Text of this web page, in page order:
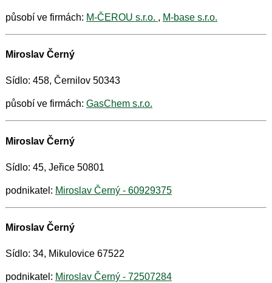
působí ve firmách: M-ČEROU s.r.o. , M-base s.r.o.
Miroslav Černý
Sídlo: 458, Černilov 50343
působí ve firmách: GasChem s.r.o.
Miroslav Černý
Sídlo: 45, Jeřice 50801
podnikatel: Miroslav Černý - 60929375
Miroslav Černý
Sídlo: 34, Mikulovice 67522
podnikatel: Miroslav Černý - 72507284